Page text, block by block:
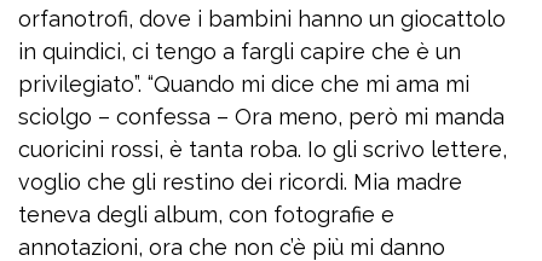
orfanotrofi, dove i bambini hanno un giocattolo
in quindici, ci tengo a fargli capire che è un
privilegiato”. “Quando mi dice che mi ama mi
sciolgo – confessa – Ora meno, però mi manda
cuoricini rossi, è tanta roba. Io gli scrivo lettere,
voglio che gli restino dei ricordi. Mia madre
teneva degli album, con fotografie e
annotazioni, ora che non c’è più mi danno